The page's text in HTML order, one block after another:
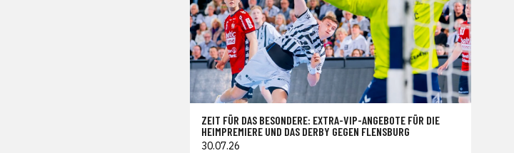
ZEIT FÜR DAS BESONDERE: EXTRA-VIP-ANGEBOTE FÜR DIE
HEIMPREMIERE UND DAS DERBY GEGEN FLENSBURG
30.07.26